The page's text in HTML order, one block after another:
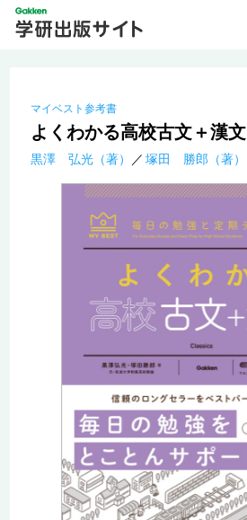
マイベスト参考書
よくわかる高校古文＋漢文
黒澤 弘光（著） 塚田 勝郎（著）